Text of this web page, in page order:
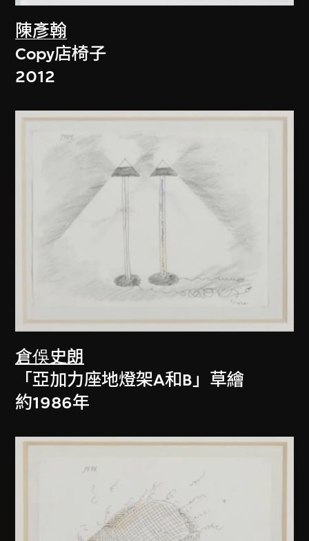
陳彥翰
Copy店椅子
2012
倉俁史朗
「亞加力座地燈架A和B」草繪
約1986年